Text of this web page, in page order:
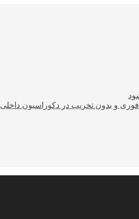
فوری و بدون تخریب در دکوراسیون داخلی